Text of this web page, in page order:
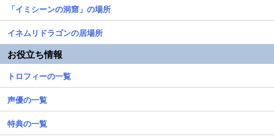
「イミシーンの洞窟」の場所
イネムリドラゴンの居場所
お役立ち情報
トロフィーの一覧
声優の一覧
特典の一覧